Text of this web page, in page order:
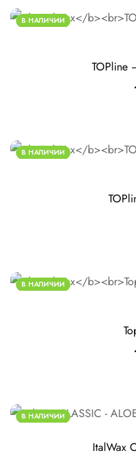
В НАЛИЧИИ
TOPline
В НАЛИЧИИ
В НАЛИЧИИ
В НАЛИЧИИ
ItalWax